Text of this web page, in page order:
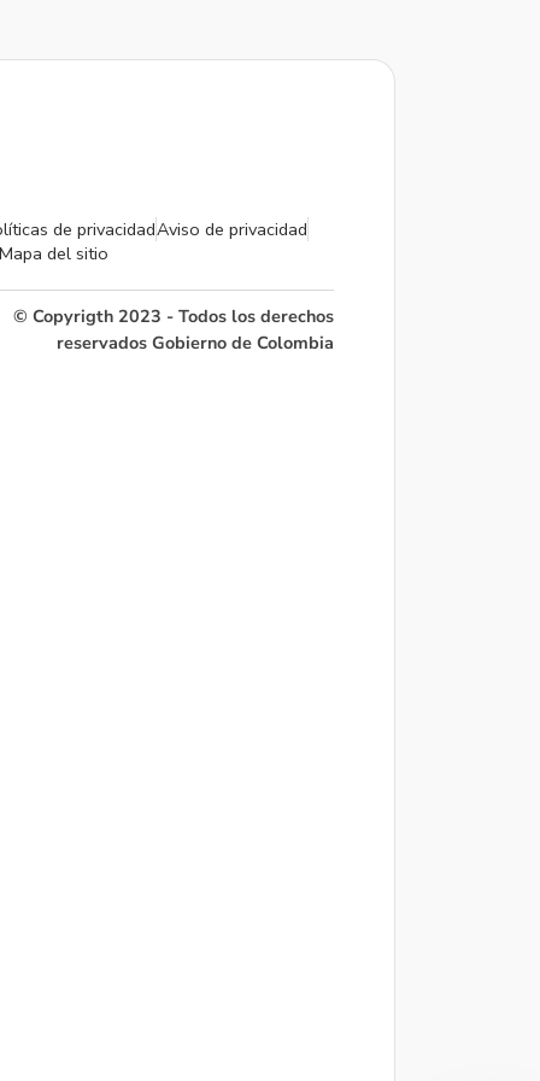
de privacidadAviso de privacidad
Mapa del sitio
© Copyrigth 2023 - Todos los derechos
reservados Gobierno de Colombia